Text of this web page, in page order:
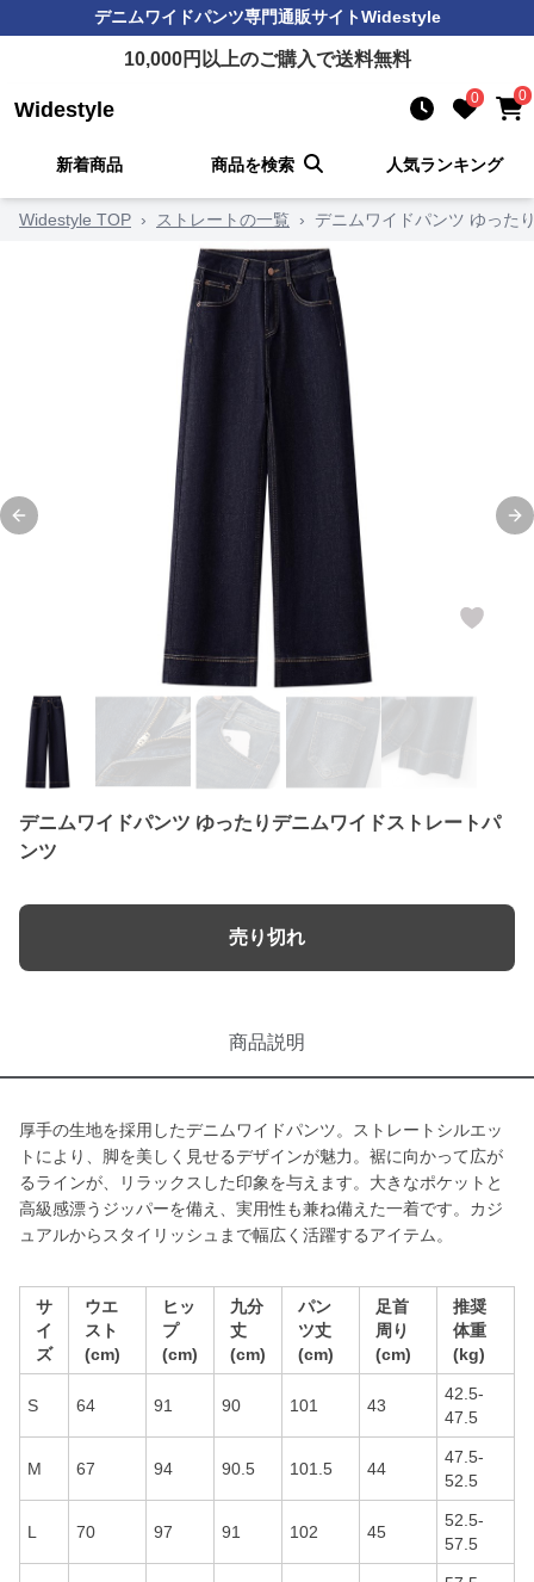
デニムワイドパンツ専門通販サイトWidestyle
10,000円以上のご購入で送料無料
Widestyle 0 0
新着商品 商品を検索 人気ランキング
Widestyle TOP › ストレートの一覧 › デニムワイドパンツ ゆった
Previous slide
デニムワイドパンツ ゆったりデニムワイドストレートパ
ンツ
売り切れ
商品説明
厚手の生地を採用したデニムワイドパンツ。ストレートシルエッ
トにより、脚を美しく見せるデザインが魅力。裾に向かって広が
るラインが、リラックスした印象を与えます。大きなポケットと
高級感漂うジッパーを備え、実用性も兼ね備えた一着です。カジ
ュアルからスタイリッシュまで幅広く活躍するアイテム。
サ
イ
ズ
ウエ
スト
(cm)
ヒッ
プ
(cm)
九分
丈
(cm)
パン
ツ丈
(cm)
足首
周り
(cm)
推奨
体重
(kg)
S 64 91 90 101 43
42.5-
47.5
M 67 94 90.5 101.5 44
47.5-
52.5
L 70 97 91 102 45
52.5-
57.5